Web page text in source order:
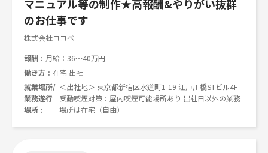
マニュアル等の制作★高報酬&やりがい抜群
のお仕事です
株式会社ココベ
報酬
月給：36～40万円
働き方
在宅 出社
就業場所/
業務遂行
場所
＜出社地＞ 東京都新宿区水道町1-19 江戸川橋STビル4F
受動喫煙対策：屋内喫煙可能場所あり 出社日以外の業務
場所は在宅（自由）